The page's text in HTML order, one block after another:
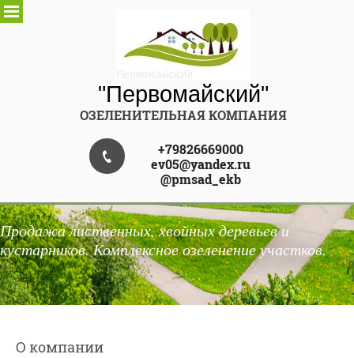
"Первомайский"
ОЗЕЛЕНИТЕЛЬНАЯ КОМПАНИЯ
+79826669000
ev05@yandex.ru
@pmsad_ekb
Продажа лиственных, хвойных деревьев и
кустарников. Комплексное озеленение участков.
О компании